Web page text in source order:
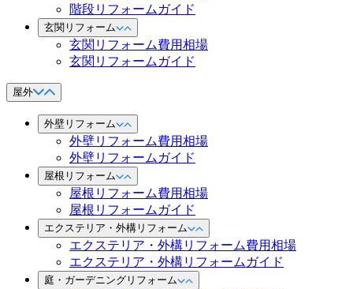
階段リフォームガイド
玄関リフォーム
玄関リフォーム費用相場
玄関リフォームガイド
屋外
外壁リフォーム
外壁リフォーム費用相場
外壁リフォームガイド
屋根リフォーム
屋根リフォーム費用相場
屋根リフォームガイド
エクステリア・外構リフォーム
エクステリア・外構リフォーム費用相場
エクステリア・外構リフォームガイド
庭・ガーデニングリフォーム